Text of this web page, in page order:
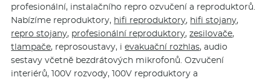
profesionální, instalačního repro ozvučení a reproduktorů.
Nabízíme reproduktory, hifi reproduktory, hifi stojany,
repro stojany, profesionální reproduktory,zesilovače,
tlampače, reprosoustavy, ievakuační rozhlas, audio
sestavy včetně bezdrátových mikrofonů. Ozvučení
interiérů, 100V rozvody, 100V reproduktory a